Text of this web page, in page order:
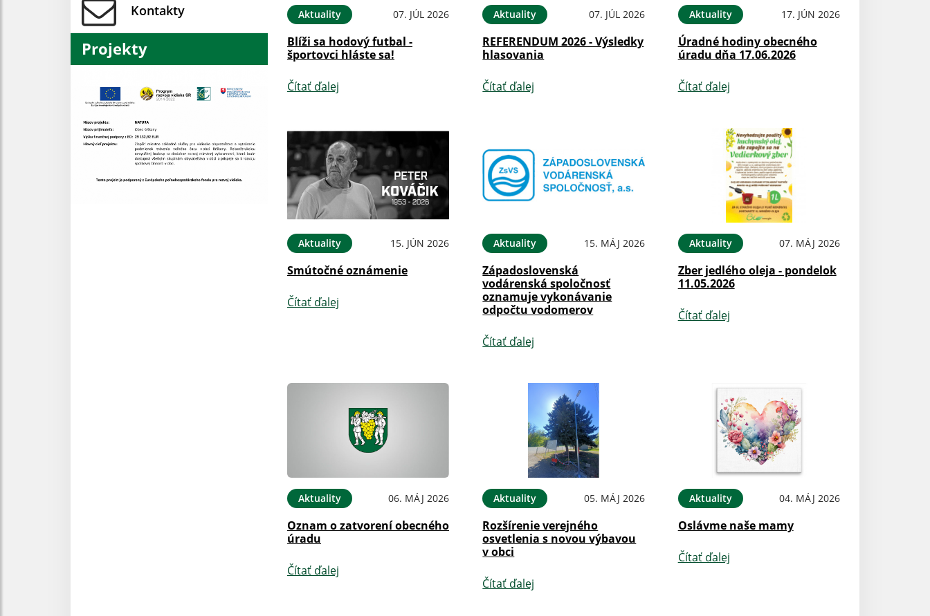
Kontakty
Projekty
Aktuality 07. JÚL 2026
Blíži sa hodový futbal -
športovci hláste sa!
Čítať ďalej
Aktuality 07. JÚL 2026
REFERENDUM 2026 - Výsledky
hlasovania
Čítať ďalej
Aktuality 17. JÚN 2026
Úradné hodiny obecného
úradu dňa 17.06.2026
Čítať ďalej
Aktuality 15. JÚN 2026
Smútočné oznámenie
Čítať ďalej
Aktuality 15. MÁJ 2026
Západoslovenská
vodárenská spoločnosť
oznamuje vykonávanie
odpočtu vodomerov
Čítať ďalej
Aktuality 07. MÁJ 2026
Zber jedlého oleja - pondelok
11.05.2026
Čítať ďalej
Aktuality 06. MÁJ 2026
Oznam o zatvorení obecného
úradu
Čítať ďalej
Aktuality 05. MÁJ 2026
Rozšírenie verejného
osvetlenia s novou výbavou
v obci
Čítať ďalej
Aktuality 04. MÁJ 2026
Oslávme naše mamy
Čítať ďalej